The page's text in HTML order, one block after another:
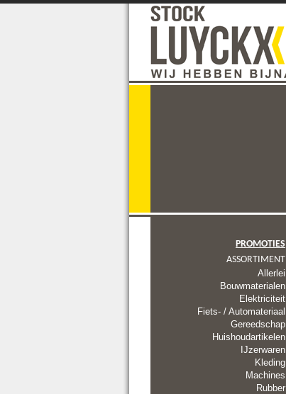
PROMOTIES
ASSORTIMENT
Allerlei
Bouwmaterialen
Elektriciteit
Fiets- / Automateriaal
Gereedschap
Huishoudartikelen
IJzerwaren
Kleding
Machines
Rubber